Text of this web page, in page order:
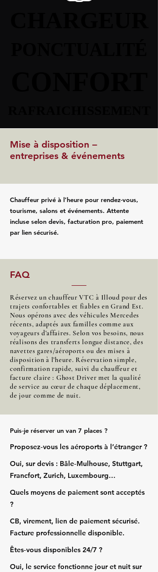
Mise à disposition –
entreprises & événements
Chauffeur privé à l’heure pour rendez‑vous,
tourisme, salons et événements. Attente
incluse selon devis, facturation pro, paiement
par lien sécurisé.
FAQ
Réservez un chauffeur VTC à Illoud pour des
trajets confortables et fiables en Grand Est.
Nous opérons avec des véhicules Mercedes
récents, adaptés aux familles comme aux
voyageurs d’affaires. Selon vos besoins, nous
réalisons des transferts longue distance, des
navettes gares/aéroports ou des mises à
disposition à l’heure. Réservation simple,
confirmation rapide, suivi du chauffeur et
facture claire : Ghost Driver met la qualité
de service au cœur de chaque déplacement,
de jour comme de nuit.
Puis‑je réserver un van 7 places ?
Proposez‑vous les aéroports à l’étranger ?
Oui, sur devis : Bâle‑Mulhouse, Stuttgart,
Francfort, Zurich, Luxembourg…
Quels moyens de paiement sont acceptés
?
CB, virement, lien de paiement sécurisé.
Facture professionnelle disponible.
Êtes‑vous disponibles 24/7 ?
Oui, le service fonctionne jour et nuit sur